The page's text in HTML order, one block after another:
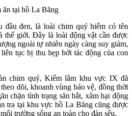
ăn tại hồ La Băng
đầu đen, là loài chim quý hiếm có tên
thế giới. Đây là loài động vật cần được
ngoài tự nhiên ngày càng suy giảm,
tục bị thu hẹp bởi tác động của con
chim quý, Kiểm lâm khu vực IX đã
dõi, khoanh vùng bảo vệ, đồng thời
chặn tình trạng săn bắt, xâm hại động
tra tại khu vực hồ La Băng cũng được
trường sống an toàn cho đàn sếu.